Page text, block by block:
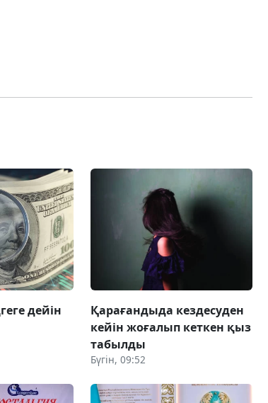
дейін
Қарағандыда кездесуден
кейін жоғалып кеткен қыз
табылды
Бүгін, 09:52